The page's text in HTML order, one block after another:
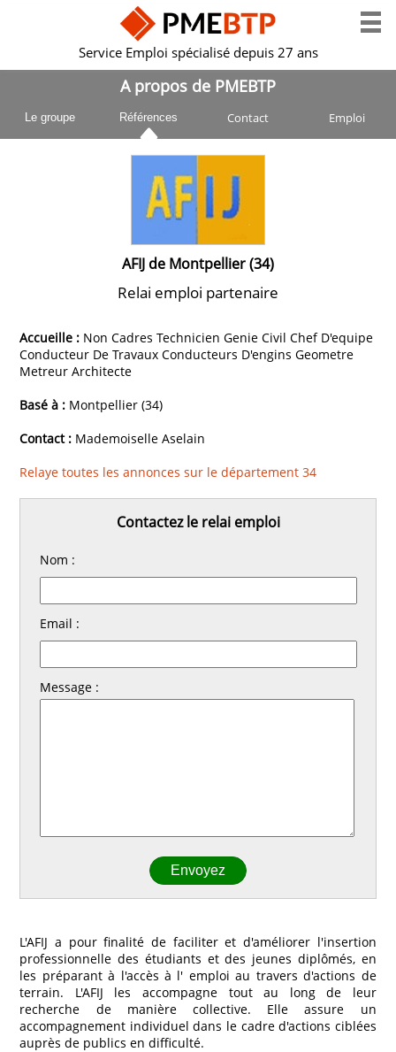
Service Emploi spécialisé depuis 27 ans
A propos de PMEBTP
Le groupe Références Contact Emploi
AFIJ de Montpellier (34)
Relai emploi partenaire
Accueille : Non Cadres Technicien Genie Civil Chef D'equipe
Conducteur De Travaux Conducteurs D'engins Geometre
Metreur Architecte
Basé à : Montpellier (34)
Contact : Mademoiselle Aselain
Relaye toutes les annonces sur le département 34
Contactez le relai emploi
Nom :
Email :
Message :
L'AFIJ a pour finalité de faciliter et d'améliorer l'insertion
professionnelle des étudiants et des jeunes diplômés, en
les préparant à l'accès à l' emploi au travers d'actions de
terrain. L'AFIJ les accompagne tout au long de leur
recherche de manière collective. Elle assure un
accompagnement individuel dans le cadre d'actions ciblées
auprès de publics en difficulté.